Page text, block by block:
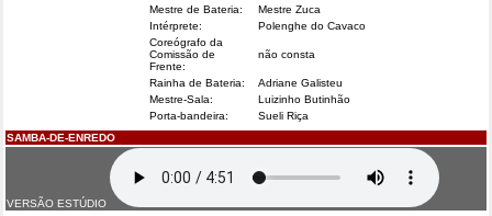
Mestre de Bateria:
Mestre Zuca
Intérprete:
Polenghe do Cavaco
Coreógrafo da
Comissão de
Frente:
não consta
Rainha de Bateria:
Adriane Galisteu
Mestre-Sala:
Luizinho Butinhão
Porta-bandeira:
Sueli Riça
SAMBA-DE-ENREDO
VERSÃO ESTÚDIO